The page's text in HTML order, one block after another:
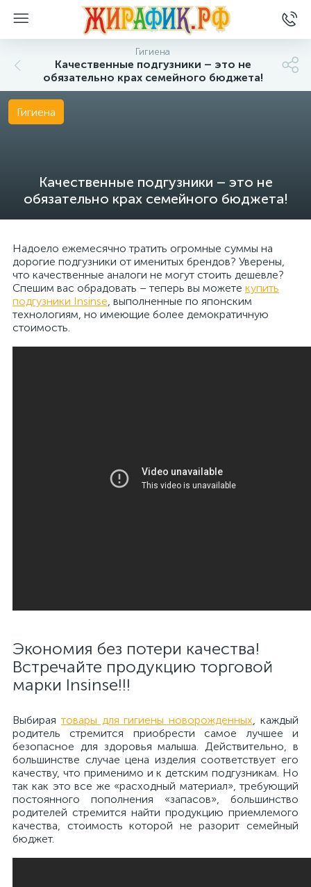
Гигиена
Качественные подгузники – это не
обязательно крах семейного бюджета!
Качественные подгузники – это не
обязательно крах семейного бюджета!
Гигиена
Надоело ежемесячно тратить огромные суммы на
дорогие подгузники от именитых брендов? Уверены,
что качественные аналоги не могут стоить дешевле?
Спешим вас обрадовать – теперь вы можете купить
подгузники Insinse, выполненные по японским
технологиям, но имеющие более демократичную
стоимость.
Экономия без потери качества!
Встречайте продукцию торговой
марки Insinse!!!
Выбирая товары для гигиены новорожденных, каждый
родитель стремится приобрести самое лучшее и
безопасное для здоровья малыша. Действительно, в
большинстве случае цена изделия соответствует его
качеству, что применимо и к детским подгузникам. Но
так как это все же «расходный материал», требующий
постоянного пополнения «запасов», большинство
родителей стремится найти продукцию приемлемого
качества, стоимость которой не разорит семейный
бюджет.